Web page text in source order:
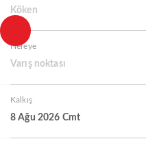
Köken
Nereye
Varış noktası
Kalkış
8 Ağu 2026 Cmt